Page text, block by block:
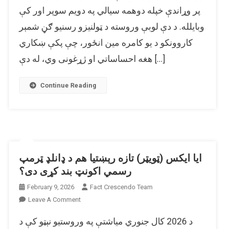
مین
د
او
سویلي
ترمنځ
ژړلي؟
پر وړاندې خپله دوهمه سیالي په دویم سوپر اور کې
وبایلله. د دې لوبې وروسته د ټولنیزو رسنیو ګڼ شمېر
کاروونکو د یو کامره مین انځور، چې پکې ښکاري
هغه احساساتي او ژړغونی وي، له دې […]
Continue Reading
ایا ایکس (ټویټر) تازه رېښتیا هم د ډانلډ ټرمپ
رسمي اکونټ بند کړی دی؟
February 9, 2026
Fact Crescendo Team
Leave A CommentOn
ایکس
د 2026 کال جنوري میاشتې په وروستیو نېټو کې د